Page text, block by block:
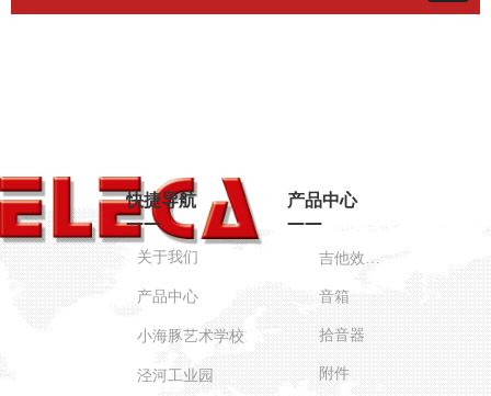
产品中心
——
吉他效果器
音箱
拾音器
附件
快捷导航
——
关于我们
产品中心
小海豚艺术学校
泾河工业园